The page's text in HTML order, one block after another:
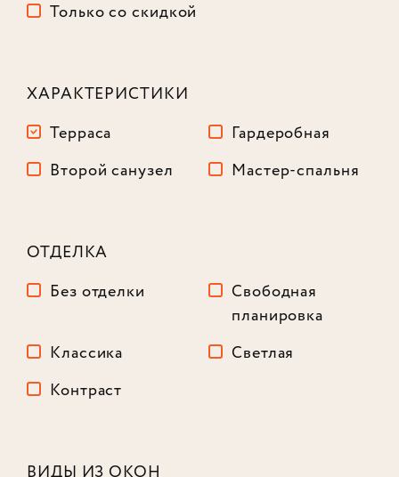
Только со скидкой
ХАРАКТЕРИСТИКИ
Терраса
Гардеробная
Второй санузел
Мастер-спальня
ОТДЕЛКА
Без отделки
Свободная
планировка
Классика
Светлая
Контраст